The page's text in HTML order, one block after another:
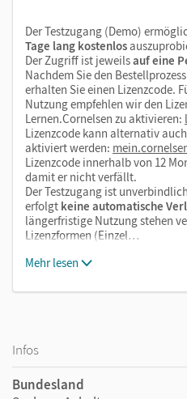
Der Testzugang (Demo)
Tage lang kostenlos
Der Zugriff ist jeweilsauf eine
Nachdem Sie den
erhalten Sie einen Lizenzcode.
Nutzung empfehlen wir den
Lernen.Cornelsen zu aktivieren:
Lizenzcode kann alternativ
aktiviert werden:
Lizenzcode innerhalb von 12
damit er nicht verfällt.
Der Testzugang ist
erfolgt keine automatische
längerfristige Nutzung stehen
Lizenzformen (Einzel…
Mehr lesen
Infos
Bundesland